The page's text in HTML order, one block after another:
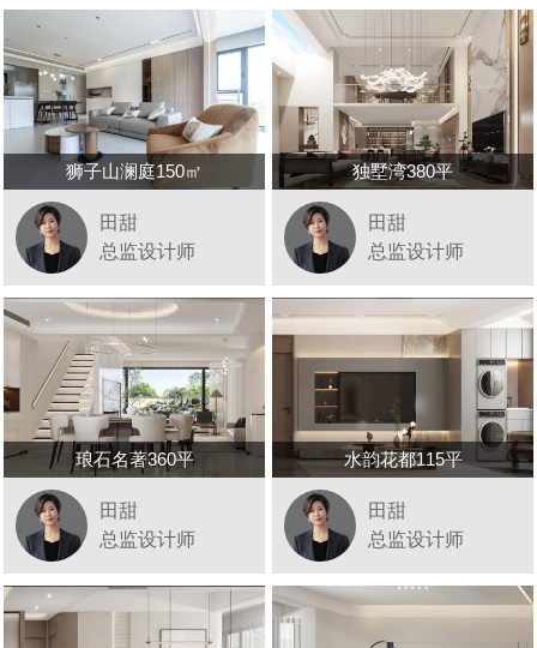
狮子山澜庭150㎡
田甜
总监设计师
独墅湾380平
田甜
总监设计师
琅石名著360平
田甜
总监设计师
水韵花都115平
田甜
总监设计师